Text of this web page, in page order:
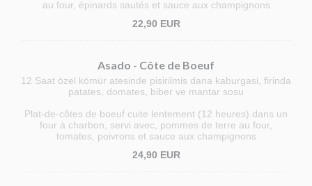
au four, épinards sautés et sauce aux champignons
22,90 EUR
Asado - Côte de Boeuf
12 Saat özel kömür atesinde pisirilmis dana kaburgasi, firinda
patates, domates, biber ve mantar sosu
Plat-de-côtes de boeuf cuite lentement (12 heures) dans un
four à charbon, servi avec, pommes de terre au four,
tomates, poivrons et sauce aux champignons
24,90 EUR